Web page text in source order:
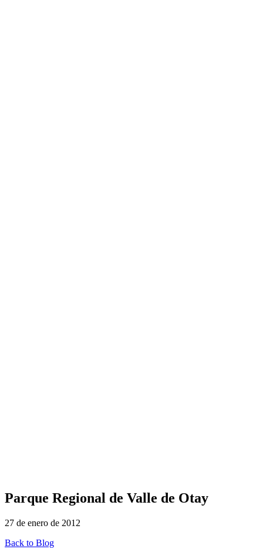
Parque Regional de Valle de Otay
27 de enero de 2012
Back to Blog